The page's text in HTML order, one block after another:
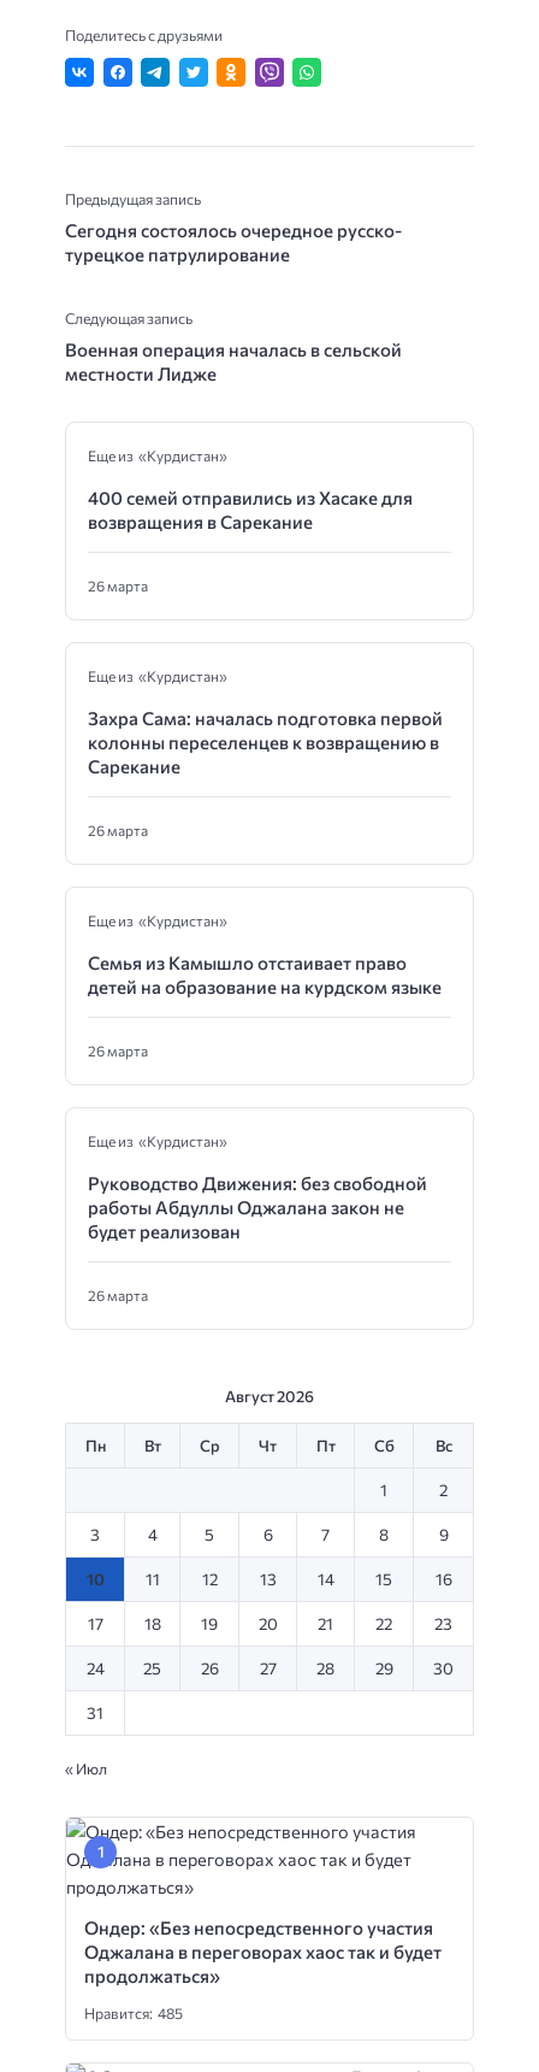
Поделитесь с друзьями
Предыдущая запись
Сегодня состоялось очередное русско-
турецкое патрулирование
Следующая запись
Военная операция началась в сельской
местности Лидже
Еще из «Курдистан»
400 семей отправились из Хасаке для
возвращения в Сарекание
26 марта
Еще из «Курдистан»
Захра Сама: началась подготовка первой
колонны переселенцев к возвращению в
Сарекание
26 марта
Еще из «Курдистан»
Семья из Камышло отстаивает право
детей на образование на курдском языке
26 марта
Еще из «Курдистан»
Руководство Движения: без свободной
работы Абдуллы Оджалана закон не
будет реализован
26 марта
Август 2026
Пн Вт Ср Чт Пт Сб Вс
1 2
3 4 5 6 7 8 9
10 11 12 13 14 15 16
17 18 19 20 21 22 23
24 25 26 27 28 29 30
31
« Июл
Ондер: «Без непосредственного участия
Оджалана в переговорах хаос так и будет
продолжаться»
Нравится: 485